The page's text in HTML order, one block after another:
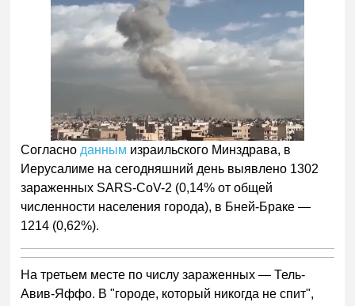
Согласно данным израильского Минздрава, в
Иерусалиме на сегодняшний день выявлено 1302
зараженных SARS-CoV-2 (0,14% от общей
численности населения города), в Бней-Браке —
1214 (0,62%).
На третьем месте по числу зараженных — Тель-
Авив-Яффо. В "городе, который никогда не спит",